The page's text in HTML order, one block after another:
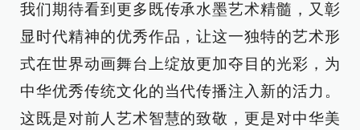
我们期待看到更多既传承水墨艺术精髓，又彰
显时代精神的优秀作品，让这一独特的艺术形
式在世界动画舞台上绽放更加夺目的光彩，为
中华优秀传统文化的当代传播注入新的活力。
这既是对前人艺术智慧的致敬，更是对中华美